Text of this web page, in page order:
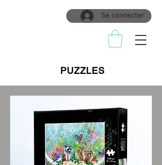
Se connecter
PUZZLES